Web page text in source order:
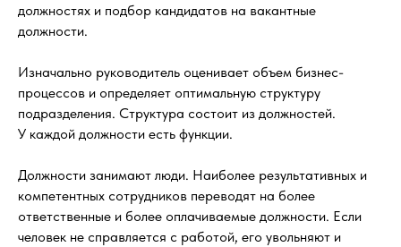
должностях и подбор кандидатов на вакантные
должности.
Изначально руководитель оценивает объем бизнес-
процессов и определяет оптимальную структуру
подразделения. Структура состоит из должностей.
У каждой должности есть функции.
Должности занимают люди. Наиболее результативных и
компетентных сотрудников переводят на более
ответственные и более оплачиваемые должности. Если
человек не справляется с работой, его увольняют и